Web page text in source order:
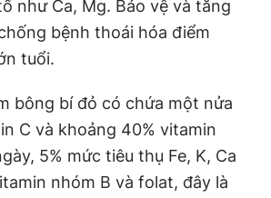
Việt Hưng
Đức Trung
110/GP - BTTTT cấp ngày 24.3.2020
thuộc về Báo Thanh Niên. Cấm sao
Technologies, JSC.
như Ca, Mg. Bảo vệ và tăng
bệnh thoái hóa điểm
tuổi.
bông bí đỏ có chứa một nửa
C và khoảng 40% vitamin
5% mức tiêu thụ Fe, K, Ca
nhóm B và folat, đây là